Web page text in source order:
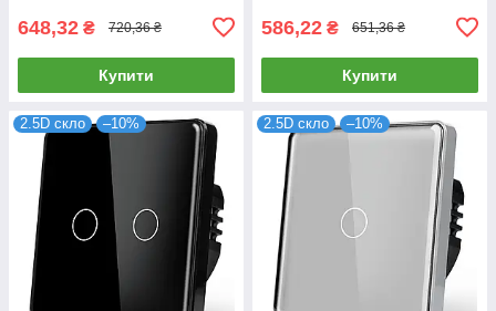
648,32 ₴ 720,36 ₴
Купити
586,22 ₴ 651,36 ₴
Купити
2.5D скло –10% 2.5D скло –10%